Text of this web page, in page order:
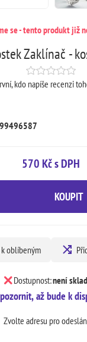
se - tento produkt již
Zaklínač -
kdo napíše recenzi
570 Kč s DPH
KOUPIT
k oblíbeným
Dostupnost:není
až bude k
Zvolte adresu pro